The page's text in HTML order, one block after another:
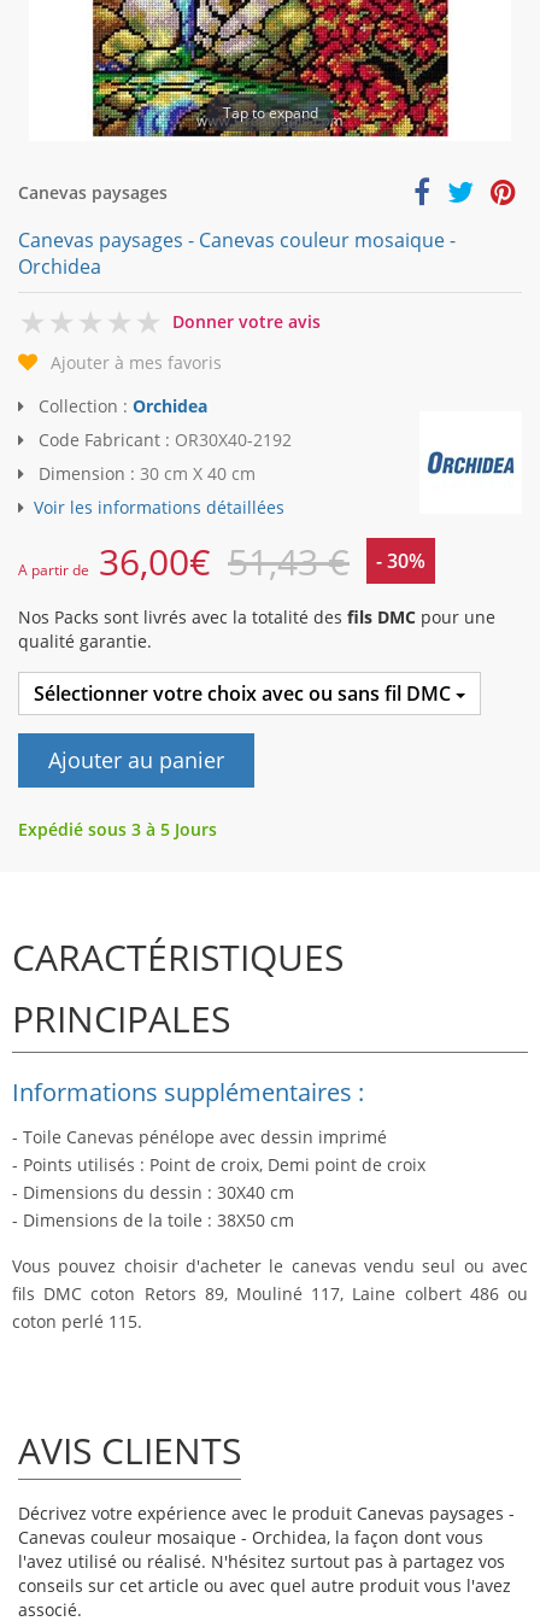
Tap to expand
Canevas paysages
Canevas paysages - Canevas couleur mosaique -
Orchidea
0
Donner votre avis
Ajouter à mes favoris
Collection : Orchidea
Code Fabricant : OR30X40-2192
Dimension : 30 cm X 40 cm
Voir les informations détaillées
A partir de 36,00€ 51,43 € - 30%
Nos Packs sont livrés avec la totalité des fils DMC pour une
qualité garantie.
Sélectionner votre choix avec ou sans fil DMC
Ajouter au panier
Expédié sous 3 à 5 Jours
CARACTÉRISTIQUES
PRINCIPALES
Informations supplémentaires :
- Toile Canevas pénélope avec dessin imprimé
- Points utilisés : Point de croix, Demi point de croix
- Dimensions du dessin : 30X40 cm
- Dimensions de la toile : 38X50 cm
Vous pouvez choisir d'acheter le canevas vendu seul ou avec
fils DMC coton Retors 89, Mouliné 117, Laine colbert 486 ou
coton perlé 115.
AVIS CLIENTS
Décrivez votre expérience avec le produit Canevas paysages -
Canevas couleur mosaique - Orchidea, la façon dont vous
l'avez utilisé ou réalisé. N'hésitez surtout pas à partagez vos
conseils sur cet article ou avec quel autre produit vous l'avez
associé.